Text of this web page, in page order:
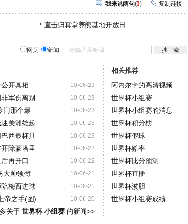
我来说两句(0) 复制链接
直击归真堂养熊基地开放日
网页 新闻
10-06-23
开真相
10-06-23
军伤离别
10-06-23
门那个爆
10-06-23
美洲雄起
10-06-23
西最杯具
10-06-22
除蒙塔里
10-06-22
再开口
10-06-21
大帅领衔
10-06-21
梅西进球
10-06-20
帝之手(图)
关于 世界杯 小组赛的新闻>>
相关推荐
阿内尔卡的高清视频
世界杯小组赛
世界杯小组赛的消息
世界杯积分榜
世界杯假球
世界杯赔率
世界杯比分预测
世界杯直播
世界杯波胆
世界杯小组赛成绩